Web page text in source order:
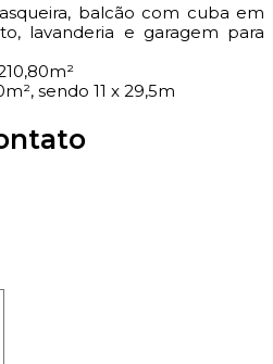
balcão com cuba em
lavanderia e garagem para
sendo 11 x 29,5m